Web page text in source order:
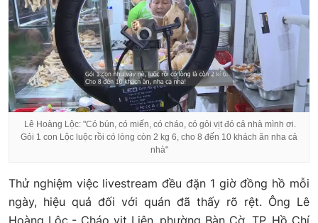
Lê Hoàng Lộc: "Có bún, có miến, có cháo, có gỏi vịt đó cả nhà mình ơi.
Gỏi 1 con Lộc luộc rồi có lòng còn 2 kg 6, cho 8 đến 10 khách ăn nha cả
nhà"
Thử nghiệm việc livestream đều đặn 1 giờ đồng hồ mỗi
ngày, hiệu quả đối với quán đã thấy rõ rệt. Ông Lê
Hoàng Lộc - Cháo vịt Liên, phường Bàn Cờ, TP. Hồ Chí